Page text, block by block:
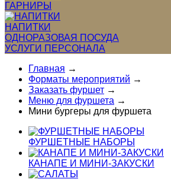
ГАРНИРЫ
НАПИТКИ
ОДНОРАЗОВАЯ ПОСУДА
УСЛУГИ ПЕРСОНАЛА
Главная →
Форматы мероприятий →
Заказать фуршет →
Меню для фуршета →
Мини бургеры для фуршета
ФУРШЕТНЫЕ НАБОРЫ
КАНАПЕ И МИНИ-ЗАКУСКИ